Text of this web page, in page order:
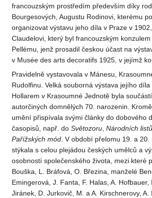
francouzským prostředím především díky
Bourgesových, Augustu Rodinovi, kterému
organizovat výstavu jeho díla v Praze v
Claudelovi, který byl francouzským
Pellému, jenž prosadil českou účast na
v Musée des arts decoratifs 1925, v jejímž
Pravidelně vystavovala v Mánesu,
Rudolfinu. Velká souborná výstava jejího
Hollarem v Krasoumné Jednotě byla
autorčiných domnělých 70. narozenin.
umění přispívala svými články do dobového
časopisů, např. do Světozoru Národních listů
Pařížských mód . V období přelomu 19. a 20.
stýkala s celou plejádou českých umělců a
osobností společenského života, mezi které
Bouška, L. Bráfová, O. Březina, manželé
Emingerová, J. Fanta, F. Halas, A. Hofbauer,
Jiránek, D. Jurkovič, M. a A. Kirschnerovy, A.